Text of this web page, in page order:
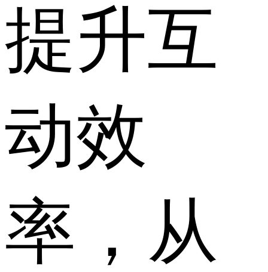
提升互
动效
率，从